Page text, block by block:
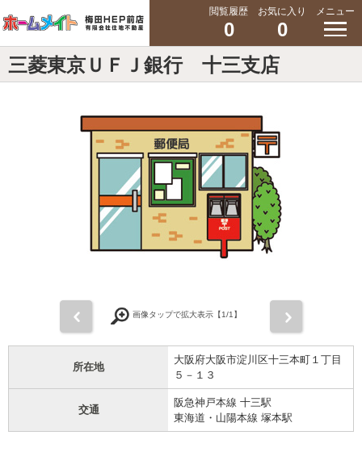
閲覧履歴
0
お気に入り
0
メニュー
三菱東京ＵＦＪ銀行 十三支店
画像タップで拡大表示【1/1】
所在地
大阪府大阪市淀川区十三本町１丁目
５－１３
交通
阪急神戸本線 十三駅
東海道・山陽本線 塚本駅